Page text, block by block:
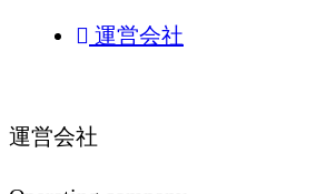
運営会社
運営会社